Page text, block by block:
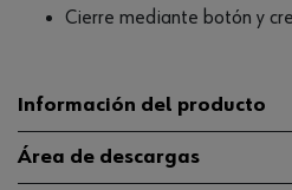
Cierre mediante botón y
Información del producto
Peso del producto (por artículo)
Área de descargas